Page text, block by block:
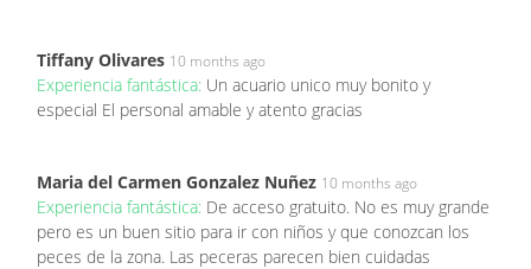
Tiffany Olivares 10 months ago
Experiencia fantástica: Un acuario unico muy bonito y
especial El personal amable y atento gracias
Maria del Carmen Gonzalez Nuñez 10 months ago
Experiencia fantástica: De acceso gratuito. No es muy grande
pero es un buen sitio para ir con niños y que conozcan los
peces de la zona. Las peceras parecen bien cuidadas